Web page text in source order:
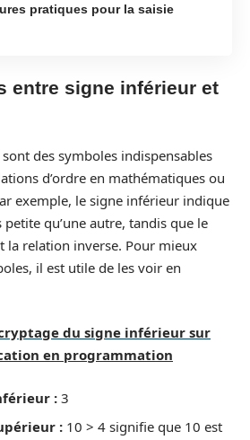
pratiques pour la saisie
entre signe inférieur et
des symboles indispensables
d’ordre en mathématiques ou
exemple, le signe inférieur indique
petite qu’une autre, tandis que le
la relation inverse. Pour mieux
il est utile de les voir en
du signe inférieur sur
en programmation
: 3
: 10 > 4 signifie que 10 est